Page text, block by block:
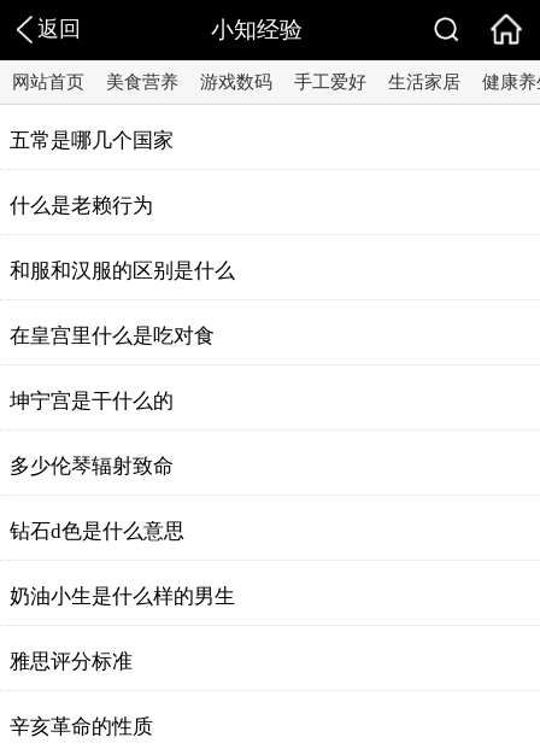
返回 小知经验
网站首页 美食营养 游戏数码 手工爱好 生活家居 健康养
五常是哪几个国家
什么是老赖行为
和服和汉服的区别是什么
在皇宫里什么是吃对食
坤宁宫是干什么的
多少伦琴辐射致命
钻石d色是什么意思
奶油小生是什么样的男生
雅思评分标准
辛亥革命的性质